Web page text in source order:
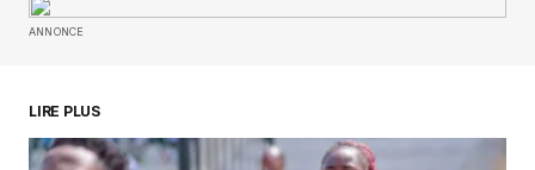
Enregistrer mon nom, mon e-mail et mon
commentaire.
ANNONCE
LIRE PLUS